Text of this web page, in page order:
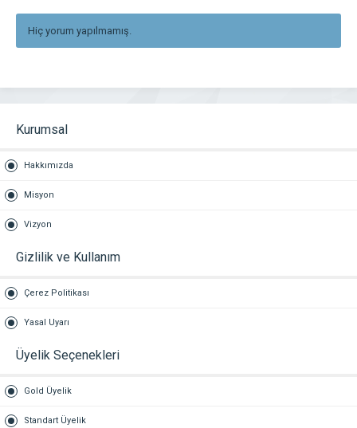
Hiç yorum yapılmamış.
Kurumsal
Hakkımızda
Misyon
Vizyon
Gizlilik ve Kullanım
Çerez Politikası
Yasal Uyarı
Üyelik Seçenekleri
Gold Üyelik
Standart Üyelik